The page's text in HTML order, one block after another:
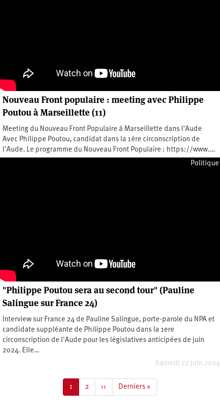
Nouveau Front populaire : meeting avec Philippe
Poutou à Marseillette (11)
Meeting du Nouveau Front Populaire à Marseillette dans l'Aude
Avec Philippe Poutou, candidat dans la 1ère circonscription de
l'Aude. Le programme du Nouveau Front Populaire : https://www.…
Vendredi 28 juin 2024
Politique
"Philippe Poutou sera au second tour" (Pauline
Salingue sur France 24)
Interview sur France 24 de Pauline Salingue, porte-parole du NPA et
candidate suppléante de Philippe Poutou dans la 1ere
circonscription de l'Aude pour les législatives anticipées de juin
2024. Elle…
Samedi 22 juin 2024
Page
courante
1 Page
2
Page
suivante
››
Dernière
page
Derniers »